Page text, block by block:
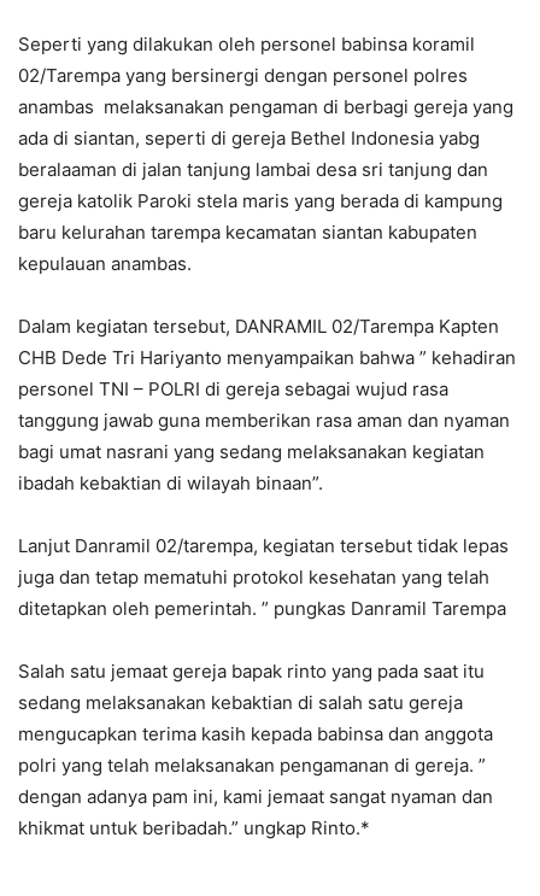
Seperti yang dilakukan oleh personel babinsa koramil
02/Tarempa yang bersinergi dengan personel polres
anambas melaksanakan pengaman di berbagi gereja yang
ada di siantan, seperti di gereja Bethel Indonesia yabg
beralaaman di jalan tanjung lambai desa sri tanjung dan
gereja katolik Paroki stela maris yang berada di kampung
baru kelurahan tarempa kecamatan siantan kabupaten
kepulauan anambas.
Dalam kegiatan tersebut, DANRAMIL 02/Tarempa Kapten
CHB Dede Tri Hariyanto menyampaikan bahwa ” kehadiran
personel TNI – POLRI di gereja sebagai wujud rasa
tanggung jawab guna memberikan rasa aman dan nyaman
bagi umat nasrani yang sedang melaksanakan kegiatan
ibadah kebaktian di wilayah binaan”.
Lanjut Danramil 02/tarempa, kegiatan tersebut tidak lepas
juga dan tetap mematuhi protokol kesehatan yang telah
ditetapkan oleh pemerintah. ” pungkas Danramil Tarempa
Salah satu jemaat gereja bapak rinto yang pada saat itu
sedang melaksanakan kebaktian di salah satu gereja
mengucapkan terima kasih kepada babinsa dan anggota
polri yang telah melaksanakan pengamanan di gereja. ”
dengan adanya pam ini, kami jemaat sangat nyaman dan
khikmat untuk beribadah.” ungkap Rinto.*